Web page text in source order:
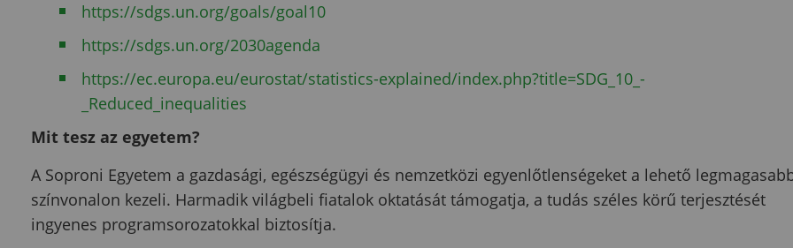
https://sdgs.un.org/goals/goal10
https://sdgs.un.org/2030agenda
https://ec.europa.eu/eurostat/statistics-explained/index.php?title=SDG_10_-
_Reduced_inequalities
Mit tesz az egyetem?
A Soproni Egyetem a gazdasági, egészségügyi és nemzetközi egyenlőtlenségeket a lehető
színvonalon kezeli. Harmadik világbeli fiatalok oktatását támogatja, a tudás széles körű terjesztését
ingyenes programsorozatokkal biztosítja.